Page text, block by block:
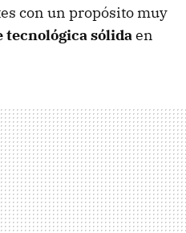
con un propósito muy
tecnológica sólidaen